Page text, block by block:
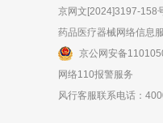
京网文[2024]3197-158
药品医疗器械网络信息
京公网安备
网络110报警服务
风行客服联系电话：